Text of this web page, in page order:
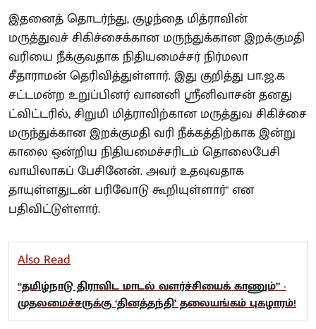
இதனைத் தொடர்ந்து, குழந்தை மித்ராவின்
மருத்துவச் சிகிச்சைக்கான மருந்துக்கான இறக்குமதி
வரியை நீக்குவதாக நிதியமைச்சர் நிர்மலா
சீதாராமன் தெரிவித்துள்ளார். இது குறித்து பா.ஜ.க
சட்டமன்ற உறுப்பினர் வானனி ஸ்ரீனிவாசன் தனது
ட்விட்டரில், சிறுமி மித்ராவிற்கான மருத்துவ சிகிச்சை
மருந்துக்கான இறக்குமதி வரி நீக்கத்திற்காக இன்று
காலை ஒன்றிய நிதியமைச்சரிடம் தொலைபேசி
வாயிலாகப் பேசினேன். அவர் உதவுவதாக
தாயுள்ளதுடன் பரிவோடு கூறியுள்ளார்" என
பதிவிட்டுள்ளார்.
Also Read
“தமிழ்நாடு திராவிட மாடல் வளர்ச்சியைக் காணும்” -
முதலமைச்சருக்கு ‘தினத்தந்தி’ தலையங்கம் புகழாரம்!